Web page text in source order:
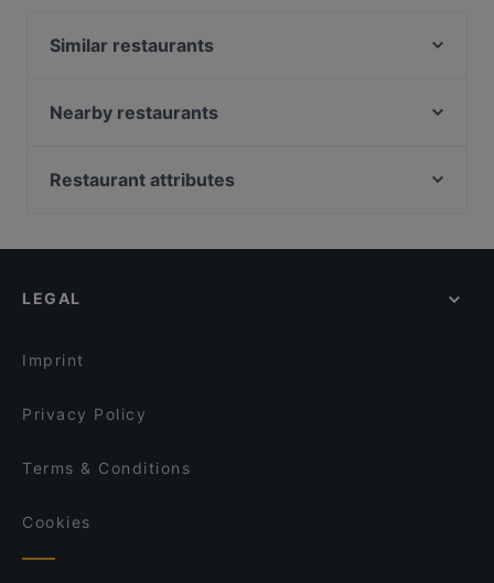
Similar restaurants
Ristorante Avellino
Fav'Coffee
Trattoria Sarda
Nearby restaurants
Quê
Restaurant-Café-Bar Houdini
Mr. Le
Restaurant attributes
Restaurants For Groups in Berlin
LEGAL
Imprint
Privacy Policy
Terms & Conditions
Cookies